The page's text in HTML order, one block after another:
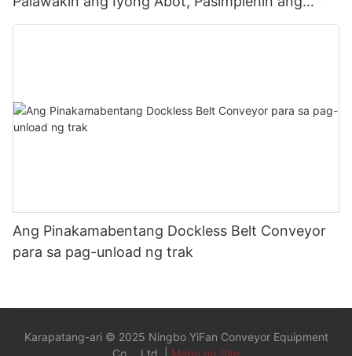
Pagbaba ng Karga
Ang Pinakamabentang Dockless Belt Conveyor
para sa pag-unload ng trak
Karapatang-ari © 2025 Ningbo YiFan Conveyor Equipment
Co.，Ltd. |
Mapa ng Site